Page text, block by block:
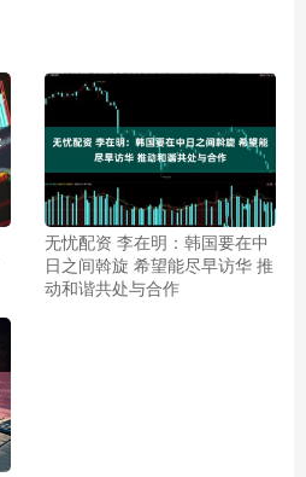
无忧配资 李在明：韩国要在中
日之间斡旋 希望能尽早访华 推
动和谐共处与合作